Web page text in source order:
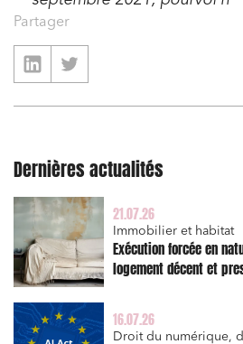
Partager
Dernières actualités
21.07.26
Immobilier et habitat
Exécution forcée en
logement décent et
16.07.26
Droit du numérique,